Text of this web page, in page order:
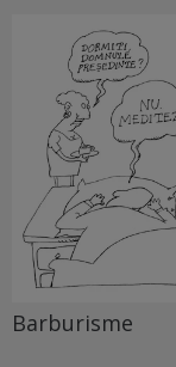
Barburisme